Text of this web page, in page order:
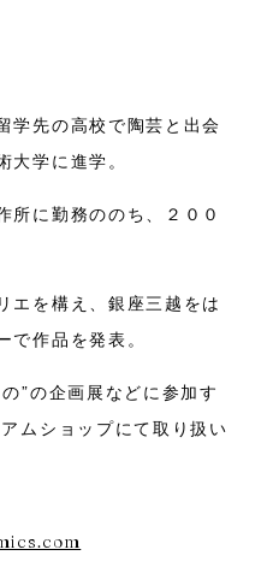
先の高校で陶芸と出会
大学に進学。
所に勤務ののち、２００
エを構え、銀座三越をは
で作品を発表。
”の企画展などに参加す
ムショップにて取り扱い